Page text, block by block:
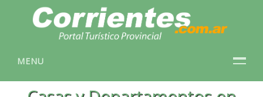
MENU